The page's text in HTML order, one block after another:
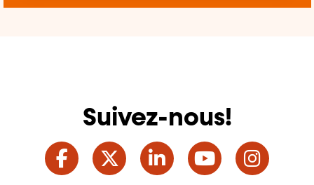
Suivez-nous!
Facebook
TwitterLinkedInYouTube